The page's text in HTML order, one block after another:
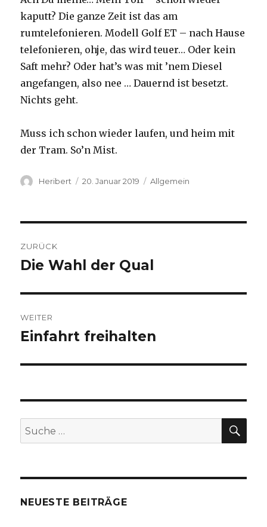
kaputt? Die ganze Zeit ist das am
rumtelefonieren. Modell Golf ET – nach Hause
telefonieren, ohje, das wird teuer… Oder kein
Saft mehr? Oder hat’s was mit ’nem Diesel
angefangen, also nee … Dauernd ist besetzt.
Nichts geht.
Muss ich schon wieder laufen, und heim mit
der Tram. So’n Mist.
Autor
Heribert
Veröffentlicht
20. Januar 2019 Kategorien
Allgemein
ZURÜCK
Vorheriger
Die Wahl der Qual
WEITER
Nächster
Einfahrt freihalten
Suche
nach:
NEUESTE BEITRÄGE